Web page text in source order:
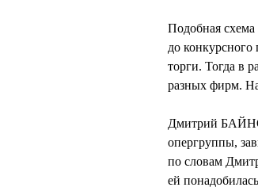
Подобная
до конкурсного
торги. Тогда в
разных фирм. На
Дмитрий
опергруппы,
по словам
ей